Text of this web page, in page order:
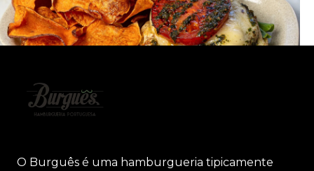
O Burguês é uma hamburgueria tipicamente